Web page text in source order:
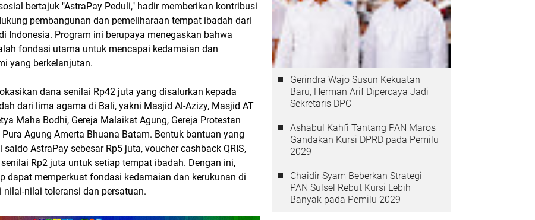
bertajuk "AstraPay Peduli," hadir memberikan kontribusi
pembangunan dan pemeliharaan tempat ibadah dari
Indonesia. Program ini berupaya menegaskan bahwa
fondasi utama untuk mencapai kedamaian dan
yang berkelanjutan.
dana senilai Rp42 juta yang disalurkan kepada
dari lima agama di Bali, yakni Masjid Al-Azizy, Masjid AT
Maha Bodhi, Gereja Malaikat Agung, Gereja Protestan
Agung Amerta Bhuana Batam. Bentuk bantuan yang
AstraPay sebesar Rp5 juta, voucher cashback QRIS,
Rp2 juta untuk setiap tempat ibadah. Dengan ini,
dapat memperkuat fondasi kedamaian dan kerukunan di
nilai-nilai toleransi dan persatuan.
Gerindra Wajo Susun Kekuatan
Baru, Herman Arif Dipercaya Jadi
Sekretaris DPC
Ashabul Kahfi Tantang PAN Maros
Gandakan Kursi DPRD pada Pemilu
2029
Chaidir Syam Beberkan Strategi
PAN Sulsel Rebut Kursi Lebih
Banyak pada Pemilu 2029